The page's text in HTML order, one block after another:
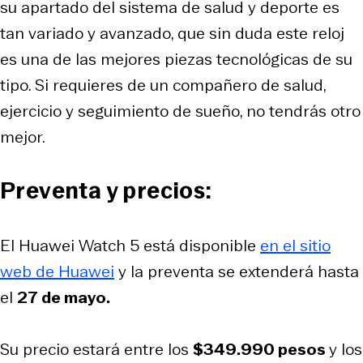
su apartado del sistema de salud y deporte es
tan variado y avanzado, que sin duda este reloj
es una de las mejores piezas tecnológicas de su
tipo. Si requieres de un compañero de salud,
ejercicio y seguimiento de sueño, no tendrás otro
mejor.
Preventa y precios:
El Huawei Watch 5 está disponible en el sitio
web de Huawei y la preventa se extenderá hasta
el 27 de mayo.
Su precio estará entre los $349.990 pesosy los